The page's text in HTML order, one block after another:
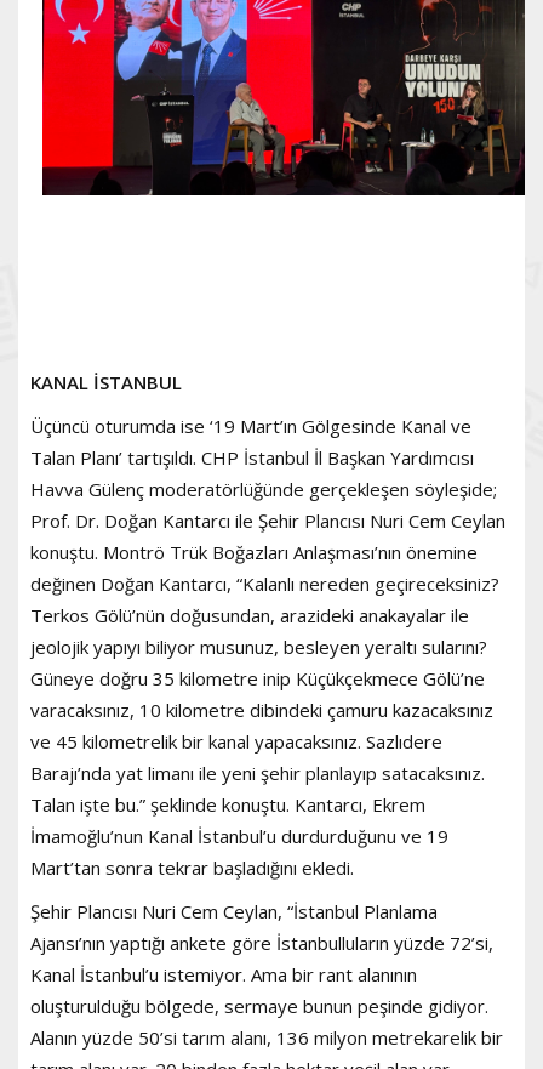
KANAL İSTANBUL
Üçüncü oturumda ise ‘19 Mart’ın Gölgesinde Kanal ve
Talan Planı’ tartışıldı. CHP İstanbul İl Başkan Yardımcısı
Havva Gülenç moderatörlüğünde gerçekleşen söyleşide;
Prof. Dr. Doğan Kantarcı ile Şehir Plancısı Nuri Cem Ceylan
konuştu. Montrö Trük Boğazları Anlaşması’nın önemine
değinen Doğan Kantarcı, “Kalanlı nereden geçireceksiniz?
Terkos Gölü’nün doğusundan, arazideki anakayalar ile
jeolojik yapıyı biliyor musunuz, besleyen yeraltı sularını?
Güneye doğru 35 kilometre inip Küçükçekmece Gölü’ne
varacaksınız, 10 kilometre dibindeki çamuru kazacaksınız
ve 45 kilometrelik bir kanal yapacaksınız. Sazlıdere
Barajı’nda yat limanı ile yeni şehir planlayıp satacaksınız.
Talan işte bu.” şeklinde konuştu. Kantarcı, Ekrem
İmamoğlu’nun Kanal İstanbul’u durdurduğunu ve 19
Mart’tan sonra tekrar başladığını ekledi.
Şehir Plancısı Nuri Cem Ceylan, “İstanbul Planlama
Ajansı’nın yaptığı ankete göre İstanbulluların yüzde 72’si,
Kanal İstanbul’u istemiyor. Ama bir rant alanının
oluşturulduğu bölgede, sermaye bunun peşinde gidiyor.
Alanın yüzde 50’si tarım alanı, 136 milyon metrekarelik bir